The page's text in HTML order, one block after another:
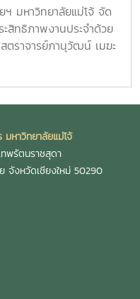
มหาวิทยาลัยแม่โจ้ จัด
สิทธิภาพงานประจำด้วย
ตราจารย์ภานุวัฒน์ เมฆะ
ยนรู้การจัดทำหนังสือ
ยสมยศ มีสุข ผู้อำนวย
ตติพิทยาพงศ์ หัวหน้างาน
ตรัตน์ รักษาการใน
ทยากร เพื่อให้บุคลากร
านได้อย่างมีประสิทธิภาพ
และบุคลากรสำนักวิจัยฯ
พรียง ณ ห้องประชุม 304
มหาวิทยาลัยแม่โจ้
ทพรัตนราชสุดา
จังหวัดเชียงใหม่ 50290